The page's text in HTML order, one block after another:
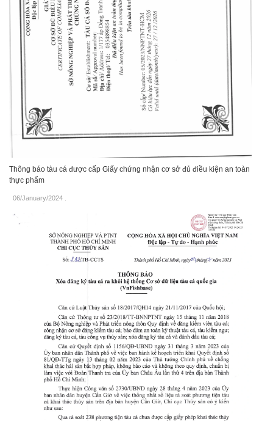
Thông báo tàu cá được cấp Giấy chứng nhận cơ sở đủ điều kiện an toàn
thực phẩm
06/January/2024